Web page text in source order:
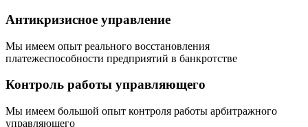
Антикризисное управление
Мы имеем опыт реального восстановления
платежеспособности предприятий в банкротстве
Контроль работы управляющего
Мы имеем большой опыт контроля работы арбитражного
управляющего